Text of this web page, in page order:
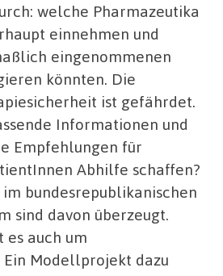
welche Pharmazeutika
einnehmen und
eingenommenen
könnten. Die
ist gefährdet.
Informationen und
Empfehlungen für
Abhilfe schaffen?
bundesrepublikanischen
sind davon überzeugt.
auch um
Ein Modellprojekt dazu